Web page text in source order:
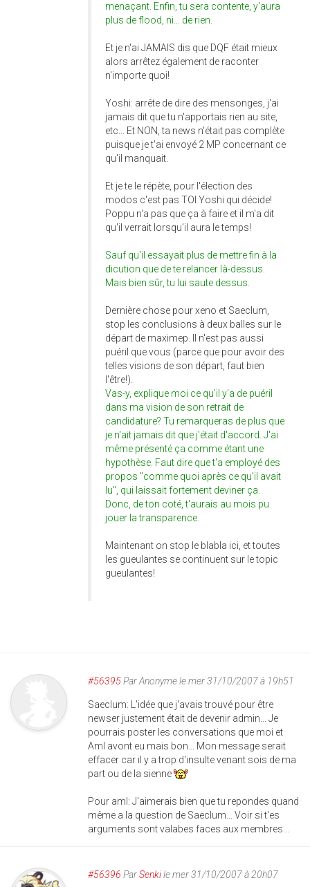
menaçant. Enfin, tu sera contente, y'aura
plus de flood, ni... de rien.
Et je n'ai JAMAIS dis que DQF était mieux
alors arrêtez également de raconter
n'importe quoi!
Yoshi: arrête de dire des mensonges, j'ai
jamais dit que tu n'apportais rien au site,
etc... Et NON, ta news n'était pas complète
puisque je t'ai envoyé 2 MP concernant ce
qu'il manquait.
Et je te le répète, pour l'élection des
modos c'est pas TOI Yoshi qui décide!
Poppu n'a pas que ça à faire et il m'a dit
qu'il verrait lorsqu'il aura le temps!
Sauf qu'il essayait plus de mettre fin à la
dicution que de te relancer là-dessus.
Mais bien sûr, tu lui saute dessus.
Dernière chose pour xeno et Saeclum,
stop les conclusions à deux balles sur le
départ de maximep. Il n'est pas aussi
puéril que vous (parce que pour avoir des
telles visions de son départ, faut bien
l'être!).
Vas-y, explique moi ce qu'il y'a de puéril
dans ma vision de son retrait de
candidature? Tu remarqueras de plus que
je n'ait jamais dit que j'était d'accord. J'ai
même présenté ça comme étant une
hypothèse. Faut dire que t'a employé des
propos "comme quoi après ce qu'il avait
lu", qui laissait fortement deviner ça.
Donc, de ton coté, t'aurais au mois pu
jouer la transparence.
Maintenant on stop le blabla ici, et toutes
les gueulantes se continuent sur le topic
gueulantes!
#56395ParAnonymele mer 31/10/2007 à 19h51
Saeclum: L'idée que j'avais trouvé pour être
newser justement était de devenir admin... Je
pourrais poster les conversations que moi et
Aml avont eu mais bon... Mon message serait
effacer car il y a trop d'insulte venant sois de ma
part ou de la sienne
Pour aml: J'aimerais bien que tu repondes quand
même a la question de Saeclum... Voir si t'es
arguments sont valabes faces aux membres...
#56396 ParSenkile mer 31/10/2007 à 20h07